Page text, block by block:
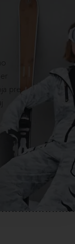
pre